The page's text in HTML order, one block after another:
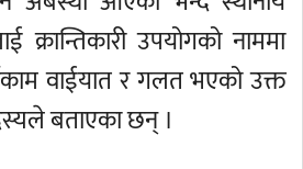
क्रान्तिकारी उपयोगको नाममा
वाईयात र गलत भएको उक्त
बताएका छन् ।